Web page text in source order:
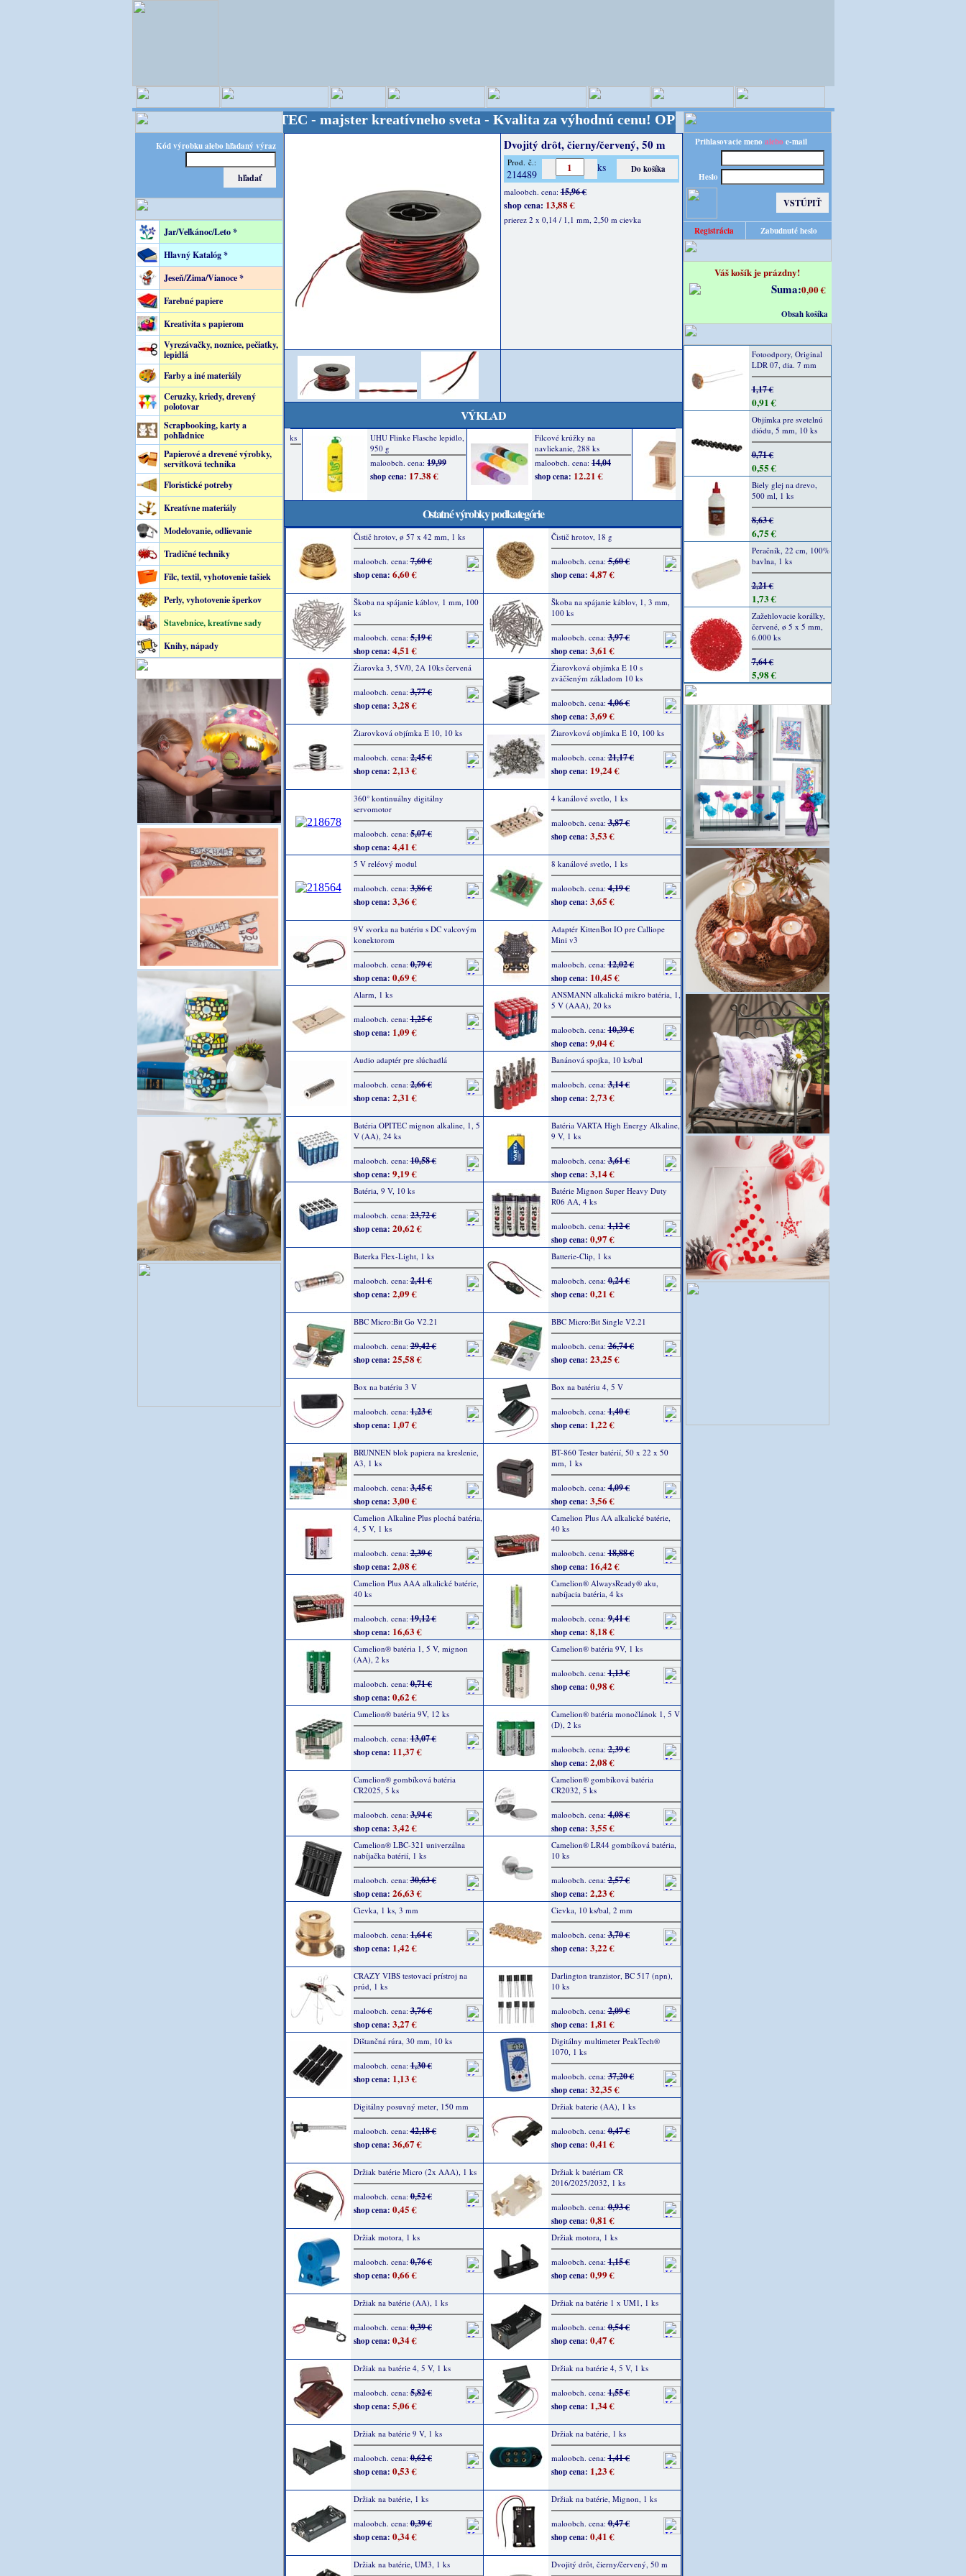
Kód výrobku alebo hľadaný výraz
Jar/Veľkánoc/Leto *
Hlavný Katalóg *
Jeseň/Zima/Vianoce *
Farebné papiere
Kreativita s papierom
Vyrezávačky, noznice, pečiatky,
lepidlá
Farby a iné materiály
Ceruzky, kriedy, drevený
polotovar
Scrapbooking, karty a
pohľadnice
Papierové a drevené výrobky,
servítková technika
Floristické potreby
Kreatívne materiály
Modelovanie, odlievanie
Tradičné techniky
Filc, textil, vyhotovenie tašiek
Perly, vyhotovenie šperkov
Stavebnice, kreatívne sady
Knihy, nápady
OPITEC - majster kreatívneho sveta - Kvalita za
OPITEC - majster kreatívneho sveta - Kvalita za výhodnú cenu!
Dvojitý drôt, čierny/červený, 50 m
Prod. č.:
214489
ks
maloobch. cena:15,96 €
shop cena: 13,88 €
prierez 2 x 0,14 / 1,1 mm, 2,50 m cievka
VÝKLAD
Ostatné výrobky podkategórie
Čistič hrotov, ø 57 x 42 mm, 1 ks
maloobch. cena:7,60 €
shop cena: 6,60 €
Čistič hrotov, 18 g
maloobch. cena:5,60 €
shop cena: 4,87 €
Škoba na spájanie káblov, 1 mm, 100
ks
maloobch. cena:5,19 €
shop cena: 4,51 €
Škoba na spájanie káblov, 1, 3 mm,
100 ks
maloobch. cena:3,97 €
shop cena: 3,61 €
Žiarovka 3, 5V/0, 2A 10ks červená
maloobch. cena:3,77 €
shop cena: 3,28 €
Žiarovková objímka E 10 s
zväčšeným základom 10 ks
maloobch. cena:4,06 €
shop cena: 3,69 €
Žiarovková objímka E 10, 10 ks
maloobch. cena:2,45 €
shop cena: 2,13 €
Žiarovková objímka E 10, 100 ks
maloobch. cena:21,17 €
shop cena: 19,24 €
360° kontinuálny digitálny
servomotor
maloobch. cena:5,07 €
shop cena: 4,41 €
4 kanálové svetlo, 1 ks
maloobch. cena:3,87 €
shop cena: 3,53 €
5 V reléový modul
maloobch. cena:3,86 €
shop cena: 3,36 €
8 kanálové svetlo, 1 ks
maloobch. cena:4,19 €
shop cena: 3,65 €
9V svorka na batériu s DC valcovým
konektorom
maloobch. cena:0,79 €
shop cena: 0,69 €
Adaptér KittenBot IO pre Calliope
Mini v3
maloobch. cena:12,02 €
shop cena: 10,45 €
Alarm, 1 ks
maloobch. cena:1,25 €
shop cena: 1,09 €
ANSMANN alkalická mikro batéria, 1,
5 V (AAA), 20 ks
maloobch. cena:10,39 €
shop cena: 9,04 €
Audio adaptér pre slúchadlá
maloobch. cena:2,66 €
shop cena: 2,31 €
Banánová spojka, 10 ks/bal
maloobch. cena:3,14 €
shop cena: 2,73 €
Batéria OPITEC mignon alkaline, 1, 5
V (AA), 24 ks
maloobch. cena:10,58 €
shop cena: 9,19 €
Batéria VARTA High Energy Alkaline,
9 V, 1 ks
maloobch. cena:3,61 €
shop cena: 3,14 €
Batéria, 9 V, 10 ks
maloobch. cena:23,72 €
shop cena: 20,62 €
Batérie Mignon Super Heavy Duty
R06 AA, 4 ks
maloobch. cena:1,12 €
shop cena: 0,97 €
Baterka Flex-Light, 1 ks
maloobch. cena:2,41 €
shop cena: 2,09 €
Batterie-Clip, 1 ks
maloobch. cena:0,24 €
shop cena: 0,21 €
BBC Micro:Bit Go V2.21
maloobch. cena:29,42 €
shop cena: 25,58 €
BBC Micro:Bit Single V2.21
maloobch. cena:26,74 €
shop cena: 23,25 €
Box na batériu 3 V
maloobch. cena:1,23 €
shop cena: 1,07 €
Box na batériu 4, 5 V
maloobch. cena:1,40 €
shop cena: 1,22 €
BRUNNEN blok papiera na kreslenie,
A3, 1 ks
maloobch. cena:3,45 €
shop cena: 3,00 €
BT-860 Tester batérií, 50 x 22 x 50
mm, 1 ks
maloobch. cena:4,09 €
shop cena: 3,56 €
Camelion Alkaline Plus plochá batéria,
4, 5 V, 1 ks
maloobch. cena:2,39 €
shop cena: 2,08 €
Camelion Plus AA alkalické batérie,
40 ks
maloobch. cena:18,88 €
shop cena: 16,42 €
Camelion Plus AAA alkalické batérie,
40 ks
maloobch. cena:19,12 €
shop cena: 16,63 €
Camelion® AlwaysReady® aku,
nabíjacia batéria, 4 ks
maloobch. cena:9,41 €
shop cena: 8,18 €
Camelion® batéria 1, 5 V, mignon
(AA), 2 ks
maloobch. cena:0,71 €
shop cena: 0,62 €
Camelion® batéria 9V, 1 ks
maloobch. cena:1,13 €
shop cena: 0,98 €
Camelion® batéria 9V, 12 ks
maloobch. cena:13,07 €
shop cena: 11,37 €
Camelion® batéria monočlánok 1, 5 V
(D), 2 ks
maloobch. cena:2,39 €
shop cena: 2,08 €
Camelion® gombíková batéria
CR2025, 5 ks
maloobch. cena:3,94 €
shop cena: 3,42 €
Camelion® gombíková batéria
CR2032, 5 ks
maloobch. cena:4,08 €
shop cena: 3,55 €
Camelion® LBC-321 univerzálna
nabíjačka batérií, 1 ks
maloobch. cena:30,63 €
shop cena: 26,63 €
Camelion® LR44 gombíková batéria,
10 ks
maloobch. cena:2,57 €
shop cena: 2,23 €
Cievka, 1 ks, 3 mm
maloobch. cena:1,64 €
shop cena: 1,42 €
Cievka, 10 ks/bal, 2 mm
maloobch. cena:3,70 €
shop cena: 3,22 €
CRAZY VIBS testovací prístroj na
prúd, 1 ks
maloobch. cena:3,76 €
shop cena: 3,27 €
Darlington tranzistor, BC 517 (npn),
10 ks
maloobch. cena:2,09 €
shop cena: 1,81 €
Dištančná rúra, 30 mm, 10 ks
maloobch. cena:1,30 €
shop cena: 1,13 €
Digitálny multimeter PeakTech®
1070, 1 ks
maloobch. cena:37,20 €
shop cena: 32,35 €
Digitálny posuvný meter, 150 mm
maloobch. cena:42,18 €
shop cena: 36,67 €
Držiak baterie (AA), 1 ks
maloobch. cena:0,47 €
shop cena: 0,41 €
Držiak batérie Micro (2x AAA), 1 ks
maloobch. cena:0,52 €
shop cena: 0,45 €
Držiak k batériam CR
2016/2025/2032, 1 ks
maloobch. cena:0,93 €
shop cena: 0,81 €
Držiak motora, 1 ks
maloobch. cena:0,76 €
shop cena: 0,66 €
Držiak motora, 1 ks
maloobch. cena:1,15 €
shop cena: 0,99 €
Držiak na batérie (AA), 1 ks
maloobch. cena:0,39 €
shop cena: 0,34 €
Držiak na batérie 1 x UM1, 1 ks
maloobch. cena:0,54 €
shop cena: 0,47 €
Držiak na batérie 4, 5 V, 1 ks
maloobch. cena:5,82 €
shop cena: 5,06 €
Držiak na batérie 4, 5 V, 1 ks
maloobch. cena:1,55 €
shop cena: 1,34 €
Držiak na batérie 9 V, 1 ks
maloobch. cena:0,62 €
shop cena: 0,53 €
Držiak na batérie, 1 ks
maloobch. cena:1,41 €
shop cena: 1,23 €
Držiak na batérie, 1 ks
maloobch. cena:0,39 €
shop cena: 0,34 €
Držiak na batérie, Mignon, 1 ks
maloobch. cena:0,47 €
shop cena: 0,41 €
Držiak na batérie, UM3, 1 ks Dvojitý drôt, čierny/červený, 50 m
Prihlasovacie meno alebo e-mail
Heslo
Registrácia Zabudnuté heslo
Váš košík je prázdny!
Suma:0,00 €
Obsah košíka
Fotoodpory, Original
LDR 07, dia. 7 mm
1,17 €
0,91 €
Objímka pre svetelnú
diódu, 5 mm, 10 ks
0,71 €
0,55 €
Biely glej na drevo,
500 ml, 1 ks
8,63 €
6,75 €
Peračník, 22 cm, 100%
bavlna, 1 ks
2,21 €
1,73 €
Zažehlovacie korálky,
červené, ø 5 x 5 mm,
6.000 ks
7,64 €
5,98 €